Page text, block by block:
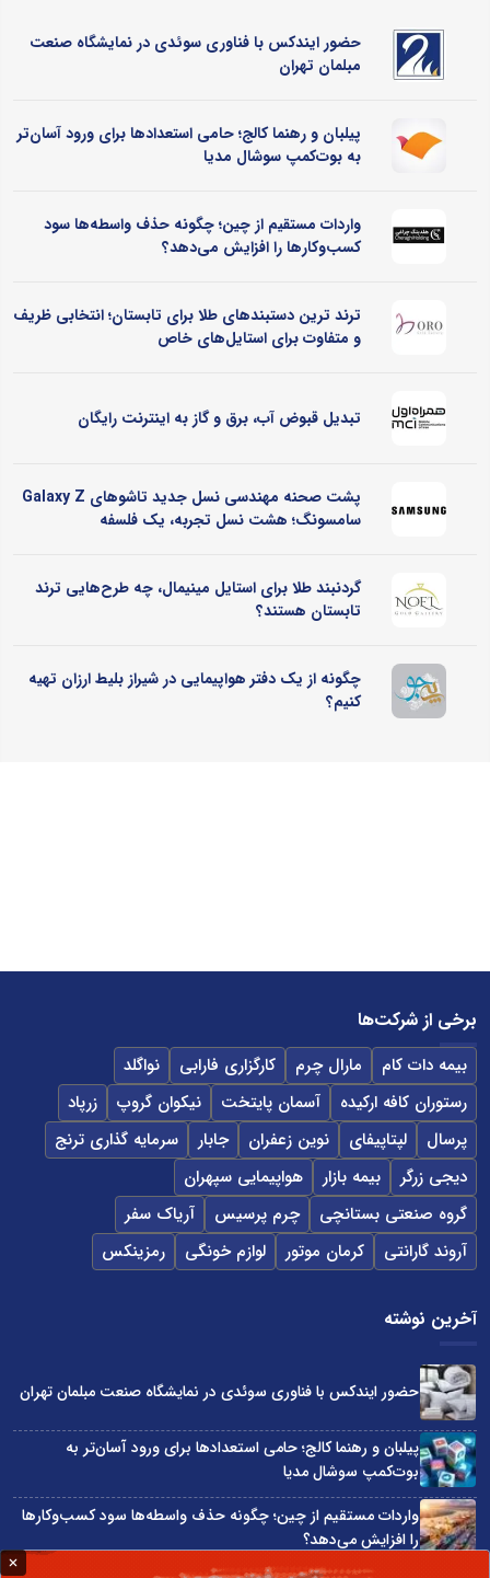
حضور ایندکس با فناوری سوئدی در نمایشگاه صنعت
مبلمان تهران
پیلبان و رهنما کالج؛ حامی استعدادها برای ورود آسان‌تر
به بوت‌کمپ سوشال مدیا
واردات مستقیم از چین؛ چگونه حذف واسطه‌ها سود
کسب‌وکارها را افزایش می‌دهد؟
ترند ترین دستبندهای طلا برای تابستان؛ انتخابی ظریف
و متفاوت برای استایل‌های خاص
تبدیل قبوض آب، برق و گاز به اینترنت رایگان
پشت صحنه مهندسی نسل جدید تاشوهای Galaxy Z
سامسونگ؛ هشت نسل تجربه، یک فلسفه
گردنبند طلا برای استایل مینیمال، چه طرح‌هایی ترند
تابستان هستند؟
چگونه از یک دفتر هواپیمایی در شیراز بلیط ارزان تهیه
کنیم؟
برخی از شرکت‌ها
بیمه دات کام مارال چرم کارگزاری فارابی
نواگلد
رستوران کافه ارکیده
آسمان پایتخت نیکوان گروپ
زرپاد
پرسال
لپتاپیفای نوین زعفران جابار
سرمایه گذاری ترنج
دیجی زرگر
بیمه بازار
هواپیمایی سپهران
گروه صنعتی بستانچی
چرم پرسیس
آریاک سفر
آروند گارانتی
کرمان موتور لوازم خونگی رمزینکس
آخرین نوشته
حضور ایندکس با فناوری سوئدی در نمایشگاه صنعت مبلمان تهران
پیلبان و رهنما کالج؛ حامی استعدادها برای ورود آسان‌تر به
بوت‌کمپ سوشال مدیا
واردات مستقیم از چین؛ چگونه حذف واسطه‌ها سود کسب‌وکارها
را افزایش می‌دهد؟